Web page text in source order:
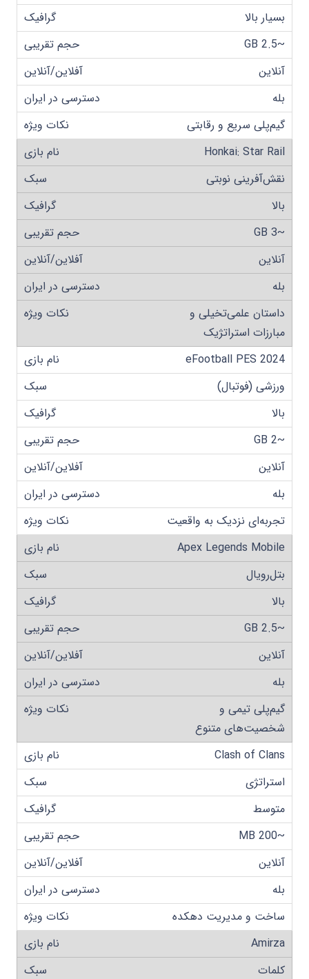
بسیار بالا
~2.5 GB
آنلاین
بله
گیم‌پلی سریع و رقابتی
Honkai: Star Rail
نقش‌آفرینی نوبتی
بالا
~3 GB
آنلاین
بله
داستان علمی‌تخیلی و
مبارزات استراتژیک
eFootball PES 2024
ورزشی (فوتبال)
بالا
~2 GB
آنلاین
بله
تجربه‌ای نزدیک به واقعیت
Apex Legends Mobile
بتل‌رویال
بالا
~2.5 GB
آنلاین
بله
گیم‌پلی تیمی و
شخصیت‌های متنوع
Clash of Clans
استراتژی
متوسط
~200 MB
آنلاین
بله
ساخت و مدیریت دهکده
Amirza
کلمات